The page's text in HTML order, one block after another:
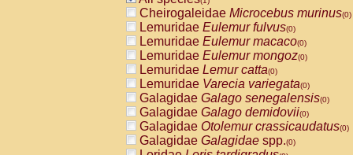
Cheirogaleidae Microcebus murinus(0)
Lemuridae Eulemur fulvus(0)
Lemuridae Eulemur macaco(0)
Lemuridae Eulemur mongoz(0)
Lemuridae Lemur catta(0)
Lemuridae Varecia variegata(0)
Galagidae Galago senegalensis(0)
Galagidae Galago demidovii(0)
Galagidae Otolemur crassicaudatus(0)
Galagidae Galagidae spp.(0)